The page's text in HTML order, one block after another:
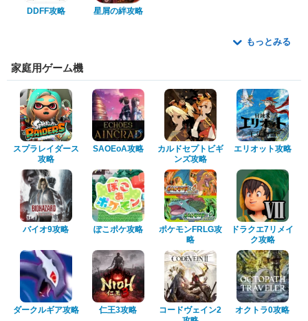
DDFF攻略 星屑の絆攻略
もっとみる
家庭用ゲーム機
スプラレイダース
攻略
SAOEoA攻略
カルドセプトビギ
ンズ攻略
エリオット攻略
バイオ9攻略 ぽこポケ攻略
ポケモンFRLG攻
略
ドラクエ7リメイ
ク攻略
ダークルギア攻略 仁王3攻略
コードヴェイン2
オクトラ0攻略